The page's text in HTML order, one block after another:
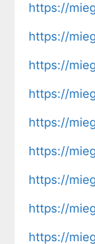
https://
https://
https://
https://
https://
https://
https://
https://
https://